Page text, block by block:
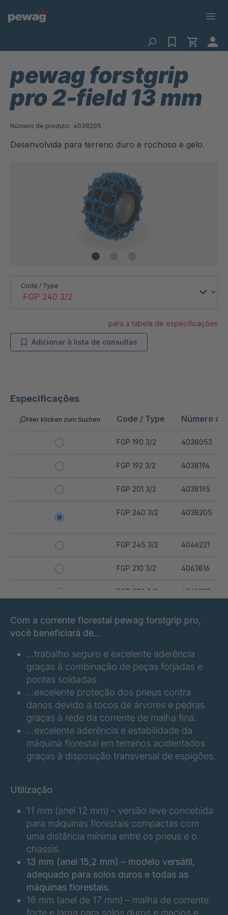
pewag forstgrip
pro 2-field 13 mm
Número de produto: 4038205
Desenvolvida para terreno duro e rochoso e gelo.
Especificações
Hier klicken zum Suchen Code / Type Número
FGP 190 3/2 4038053
FGP 192 3/2 4038194
FGP 201 3/2 4038195
FGP 240 3/2 4038205
FGP 245 3/2 4046221
FGP 210 3/2 4063816
FGP 220 3/2 4063923
FGP 183 3/2
FGP 215 3/2 4100316
FGP 177 3/2 4122613
Com a corrente florestal pewag forstgrip pro,
você beneficiará de...
…trabalho seguro e excelente aderência
graças à combinação de peças forjadas e
pontas soldadas.
…excelente proteção dos pneus contra
danos devido a tocos de árvores e pedras
graças à rede da corrente de malha fina.
…excelente aderência e estabilidade da
máquina florestal em terrenos acidentados
graças à disposição transversal de espigões.
Utilização
11 mm (anel 12 mm) – versão leve concebida
para máquinas florestais compactas com
uma distância mínima entre os pneus e o
chassis.
13 mm (anel 15,2 mm) – modelo versátil,
adequado para solos duros e todas as
máquinas florestais.
16 mm (anel de 17 mm) – malha de corrente
Code / Type
para a tabela de especificações
Adicionar à lista de consultas